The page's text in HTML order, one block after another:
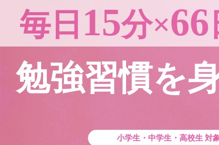
毎日 15分×66
勉強習慣を
小学生・中学生・高校生 対